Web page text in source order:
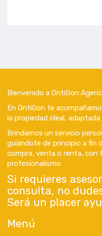
Bienvenido a OntiGon
En OntiGon te
la propiedad ideal,
Brindamos un servicio
guiándote de principio a fin
compra, venta o renta, con
profesionalismo.
Si requieres
consulta, no
Será un placer
Menú